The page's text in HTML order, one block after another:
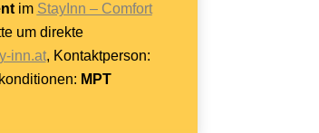
im StayInn – Comfort
um direkte
inn.at, Kontaktperson:
MPT